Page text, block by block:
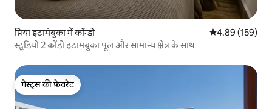
प्रिया इटामंबुका में कॉन्डो औसत रेटिंग 5 में से
4.89 (159)
स्टूडियो 2 कोंडो इटामबुका पूल और सामान्य क्षेत्र के साथ
गेस्ट्स की फ़ेवरेट
गेस्ट्स की फ़ेवरेट